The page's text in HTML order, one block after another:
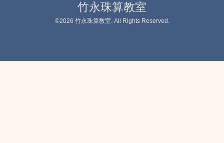
竹永珠算教室
©2026 竹永珠算教室. All Rights Reserved.